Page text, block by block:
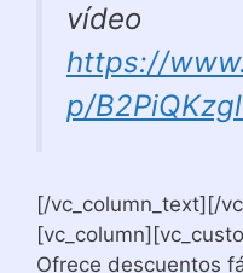
vídeo
https://
p/
[/vc_column_text][/
Ofrece descuentos